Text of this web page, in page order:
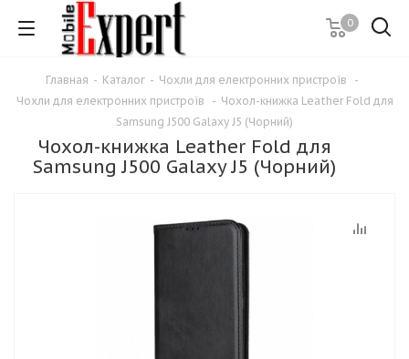
0
Главная - Каталог - Чохли для електронних пристроїв
-
Чохли для електронних пристроїв
- Чохол-книжка Leather Fold для
Samsung J500 Galaxy J5 (Чорний)
Чохол-книжка Leather Fold для
Samsung J500 Galaxy J5 (Чорний)